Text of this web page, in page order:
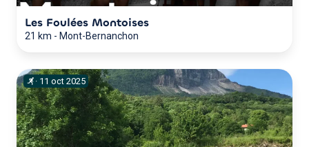
Les Foulées Montoises
21 km - Mont-Bernanchon
· 11 oct 2025